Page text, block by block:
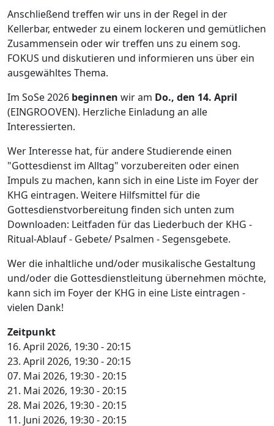
Anschließend treffen wir uns in der Regel in der
Kellerbar, entweder zu einem lockeren und gemütlichen
Zusammensein oder wir treffen uns zu einem sog.
FOKUS und diskutieren und informieren uns über ein
ausgewähltes Thema.
Im SoSe 2026 beginnen wir am Do., den 14. April
(EINGROOVEN). Herzliche Einladung an alle
Interessierten.
Wer Interesse hat, für andere Studierende einen
"Gottesdienst im Alltag" vorzubereiten oder einen
Impuls zu machen, kann sich in eine Liste im Foyer der
KHG eintragen. Weitere Hilfsmittel für die
Gottesdienstvorbereitung finden sich unten zum
Downloaden: Leitfaden für das Liederbuch der KHG -
Ritual-Ablauf - Gebete/ Psalmen - Segensgebete.
Wer die inhaltliche und/oder musikalische Gestaltung
und/oder die Gottesdienstleitung übernehmen möchte,
kann sich im Foyer der KHG in eine Liste eintragen -
vielen Dank!
Zeitpunkt
16. April 2026, 19:30-20:15
23. April 2026, 19:30-20:15
07. Mai 2026, 19:30-20:15
21. Mai 2026, 19:30-20:15
28. Mai 2026, 19:30-20:15
11. Juni 2026, 19:30-20:15